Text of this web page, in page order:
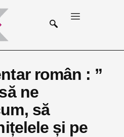
român : ”
ne
să
și pe